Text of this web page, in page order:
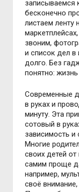
записываемся
бесконечно
листаем ленту
звоним,
и список дел в
долго. Без
понятно:
Современные
в руках и
минуту. Эта
сотовый в
зависимость и
Многие
своих детей
самим проще
например,
своё внимание,